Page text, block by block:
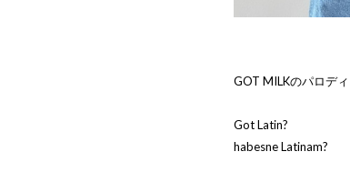
GOT MILKのパロディ
Got Latin?
habesne Latinam?